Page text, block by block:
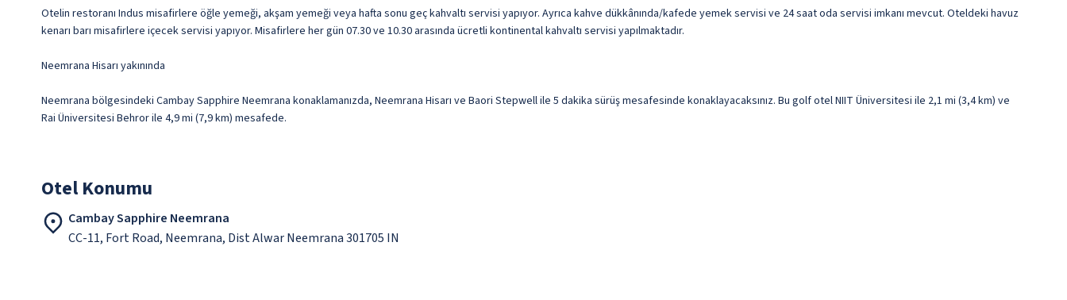
Otelin restoranı Indus misafirlere öğle yemeği, akşam yemeği veya hafta sonu geç kahvaltı servisi yapıyor. Ayrıca kahve dükkânında/kafede yemek servisi ve 24 saat oda servisi imkanı mevcut. Oteldeki havuz
kenarı barı misafirlere içecek servisi yapıyor. Misafirlere her gün 07.30 ve 10.30 arasında ücretli kontinental kahvaltı servisi yapılmaktadır.
Neemrana Hisarı yakınında
Neemrana bölgesindeki Cambay Sapphire Neemrana konaklamanızda, Neemrana Hisarı ve Baori Stepwell ile 5 dakika sürüş mesafesinde konaklayacaksınız. Bu golf otel NIIT Üniversitesi ile 2,1 mi (3,4 km) ve
Rai Üniversitesi Behror ile 4,9 mi (7,9 km) mesafede.
Otel Konumu
Cambay Sapphire Neemrana
CC-11, Fort Road, Neemrana, Dist Alwar Neemrana 301705 IN